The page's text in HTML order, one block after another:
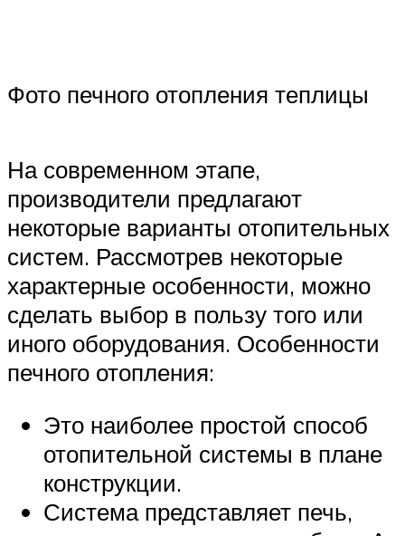
Фото печного отопления теплицы
На современном этапе,
производители предлагают
некоторые варианты отопительных
систем. Рассмотрев некоторые
характерные особенности, можно
сделать выбор в пользу того или
иного оборудования. Особенности
печного отопления:
Это наиболее простой способ
отопительной системы в плане
конструкции.
Система представляет печь,